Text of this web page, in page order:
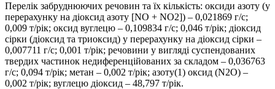
Перелік забруднюючих речовин та їх кількість: оксиди азоту (у
перерахунку на діоксид азоту [NO + NO2]) – 0,021869 г/с;
0,009 т/рік; оксид вуглецю – 0,109834 г/с; 0,046 т/рік; діоксид
сірки (діоксид та триоксид) у перерахунку на діоксид сірки –
0,007711 г/с; 0,001 т/рік; речовини у вигляді суспендованих
твердих частинок недиференційованих за складом – 0,036763
г/с; 0,094 т/рік; метан – 0,002 т/рік; азоту(1) оксид (N2O) –
0,002 т/рік; вуглецю діоксид – 48,797 т/рік.